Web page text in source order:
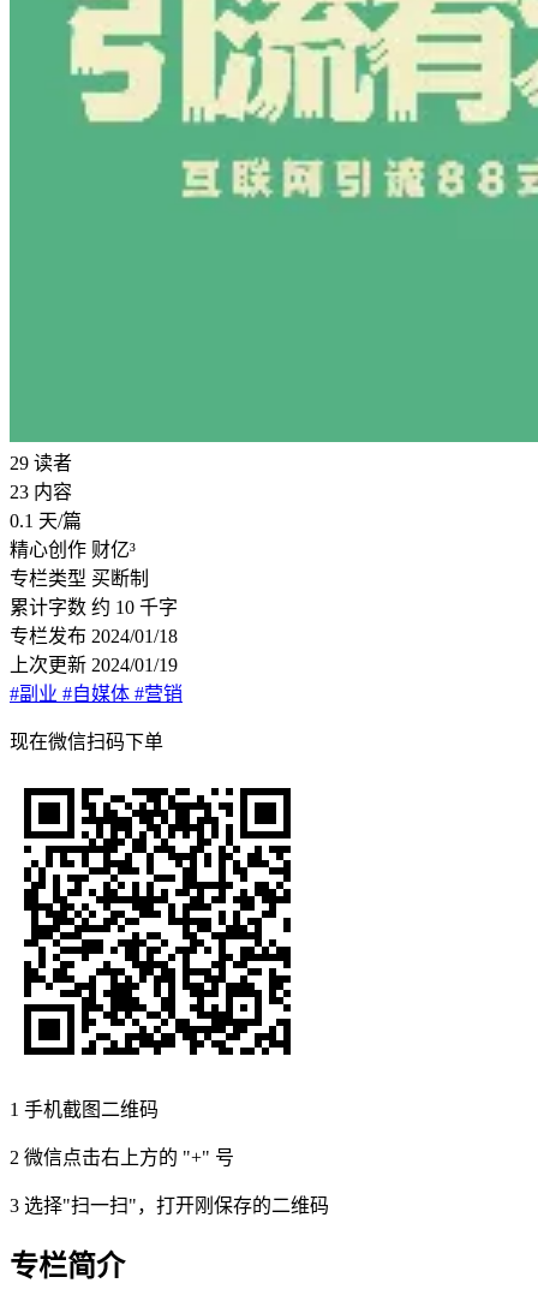
29 读者
23 内容
0.1 天/篇
精心创作 财亿³
专栏类型 买断制
累计字数 约 10 千字
专栏发布 2024/01/18
上次更新 2024/01/19
#副业 #自媒体 #营销
现在微信扫码下单
1 手机截图二维码
2 微信点击右上方的 "+" 号
3 选择"扫一扫"，打开刚保存的二维码
专栏简介